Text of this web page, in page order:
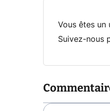
Vous êtes un
Suivez-nous